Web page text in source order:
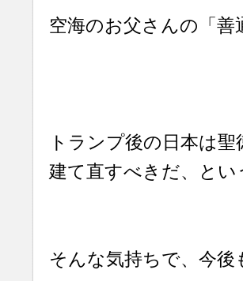
空海のお父さんの「
トランプ後の日本は
建て直すべきだ、と
そんな気持ちで、今後